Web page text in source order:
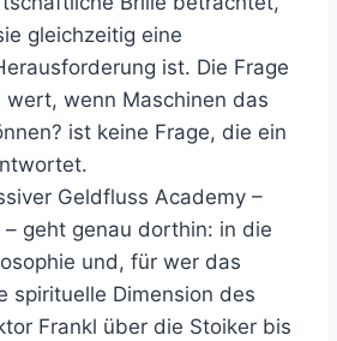
gleichzeitig eine
ist. Die Frage
wert, wenn Maschinen das
ist keine Frage, die ein
Geldfluss Academy –
– geht genau dorthin: in die
und, für wer das
spirituelle Dimension des
Frankl über die Stoiker bis